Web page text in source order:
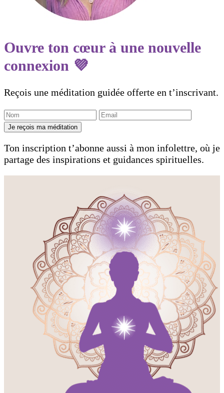
Ouvre ton cœur à une nouvelle
connexion 💜
Reçois une méditation guidée offerte en t’inscrivant.
Je reçois ma méditation
Ton inscription t’abonne aussi à mon infolettre, où je
partage des inspirations et guidances spirituelles.